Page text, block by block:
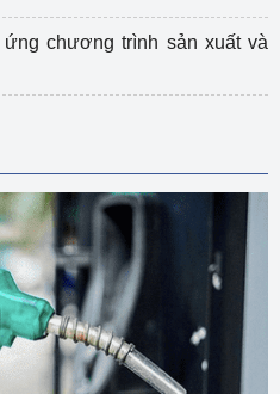
chương trình sản xuất và